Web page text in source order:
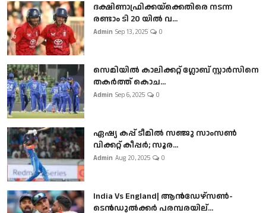
ദക്ഷിണാഫ്രിക്കയ്‌ക്കെതിരെ നടന്ന
രണ്ടാം ടി 20 യിൽ വ...
Admin Sep 13, 2025 0
സെമിയിൽ കാലിക്കറ്റ് ഗ്ലോബ് സ്റ്റാർസിനെ
തകർത്ത് കൊച...
Admin Sep 6, 2025 0
ഏഷ്യ കപ്പ് ടീമിൽ സഞ്ജു സാംസൺ
വിക്കറ്റ് കീപ്പർ; സൂര...
Admin Aug 20, 2025 0
India Vs England| ആൻഡേഴ്സൺ-
ടെൻഡുല്‍ക്കർ പരമ്പരയില്...